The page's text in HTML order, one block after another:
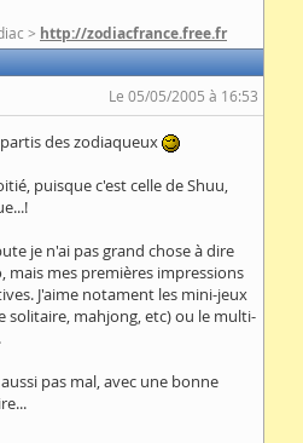
> http://zodiacfrance.free.fr
Le 05/05/2005 à 16:53
des zodiaqueux
puisque c'est celle de Shuu,
je n'ai pas grand chose à dire
mais mes premières impressions
J'aime notament les mini-jeux
solitaire, mahjong, etc) ou le multi-
pas mal, avec une bonne